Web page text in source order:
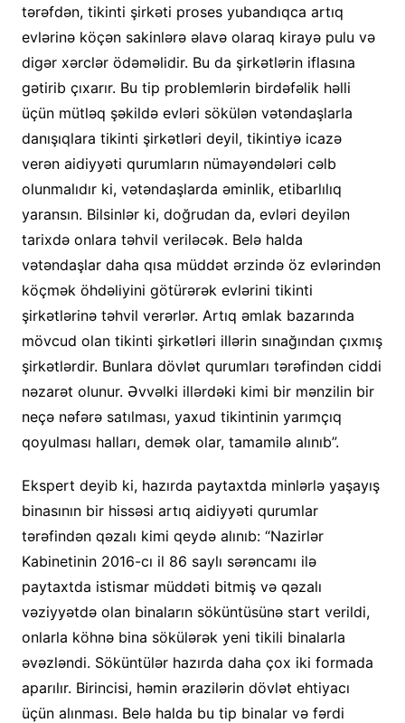
tərəfdən, tikinti şirkəti proses yubandıqca artıq
evlərinə köçən sakinlərə əlavə olaraq kirayə pulu və
digər xərclər ödəməlidir. Bu da şirkətlərin iflasına
gətirib çıxarır. Bu tip problemlərin birdəfəlik həlli
üçün mütləq şəkildə evləri sökülən vətəndaşlarla
danışıqlara tikinti şirkətləri deyil, tikintiyə icazə
verən aidiyyəti qurumların nümayəndələri cəlb
olunmalıdır ki, vətəndaşlarda əminlik, etibarlılıq
yaransın. Bilsinlər ki, doğrudan da, evləri deyilən
tarixdə onlara təhvil veriləcək. Belə halda
vətəndaşlar daha qısa müddət ərzində öz evlərindən
köçmək öhdəliyini götürərək evlərini tikinti
şirkətlərinə təhvil verərlər. Artıq əmlak bazarında
mövcud olan tikinti şirkətləri illərin sınağından çıxmış
şirkətlərdir. Bunlara dövlət qurumları tərəfindən ciddi
nəzarət olunur. Əvvəlki illərdəki kimi bir mənzilin bir
neçə nəfərə satılması, yaxud tikintinin yarımçıq
qoyulması halları, demək olar, tamamilə alınıb”.
Ekspert deyib ki, hazırda paytaxtda minlərlə yaşayış
binasının bir hissəsi artıq aidiyyəti qurumlar
tərəfindən qəzalı kimi qeydə alınıb: “Nazirlər
Kabinetinin 2016-cı il 86 saylı sərəncamı ilə
paytaxtda istismar müddəti bitmiş və qəzalı
vəziyyətdə olan binaların söküntüsünə start verildi,
onlarla köhnə bina sökülərək yeni tikili binalarla
əvəzləndi. Söküntülər hazırda daha çox iki formada
aparılır. Birincisi, həmin ərazilərin dövlət ehtiyacı
üçün alınması. Belə halda bu tip binalar və fərdi